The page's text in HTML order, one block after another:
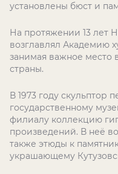
установлены бюст и
На протяжении 13 лет
возглавлял Академию
занимая важное место
страны.
В 1973 году скульптор
государственному
филиалу коллекцию
произведений. В неё
также этюды к
украшающему